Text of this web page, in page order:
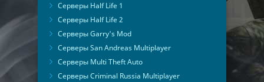
Серверы Half Life 1
Серверы Half Life 2
Серверы Garry's Mod
Серверы San Andreas Multiplayer
Серверы Multi Theft Auto
Серверы Criminal Russia Multiplayer